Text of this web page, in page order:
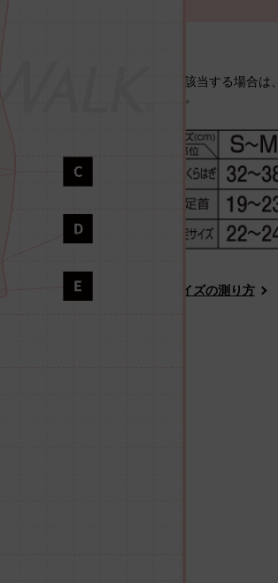
※S〜MとM〜Lサイズの両方に該当する場合は、
い方のサイズをお選びください。
正しいサイズの測り方